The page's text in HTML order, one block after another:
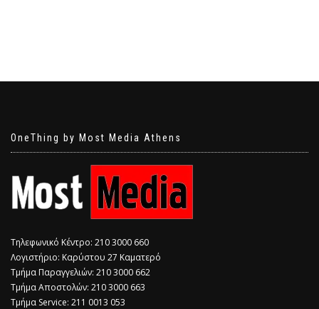
OneThing by Most Media Athens
Τηλεφωνικό Κέντρο: 210 3000 660
Λογιστήριο: Καρύστου 27 Καματερό
Τμήμα Παραγγελιών: 210 3000 662
Τμήμα Αποστολών: 210 3000 663
Τμήμα Service: 211 0013 053